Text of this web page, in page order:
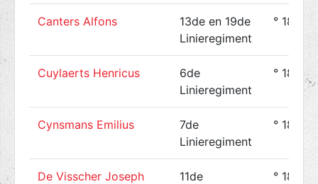
Canters Alfons
13de en 19de
Linieregiment
°
Cuylaerts Henricus
6de
Linieregiment
° 1890-
Cynsmans Emilius
7de
Linieregiment
° 1891-
De Visscher Joseph
11de
° 1896-